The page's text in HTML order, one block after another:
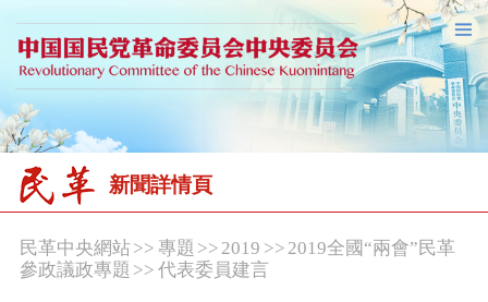
新聞詳情頁
民革中央網站>> 專題 >>2019 >>2019全國“兩會”民革
參政議政專題 >> 代表委員建言